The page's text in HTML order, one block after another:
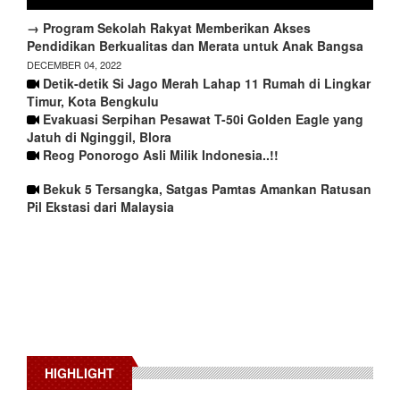
→ Program Sekolah Rakyat Memberikan Akses
Pendidikan Berkualitas dan Merata untuk Anak Bangsa
DECEMBER 04, 2022
Detik-detik Si Jago Merah Lahap 11 Rumah di Lingkar
Timur, Kota Bengkulu
Evakuasi Serpihan Pesawat T-50i Golden Eagle yang
Jatuh di Nginggil, Blora
Reog Ponorogo Asli Milik Indonesia..!!
Bekuk 5 Tersangka, Satgas Pamtas Amankan Ratusan
Pil Ekstasi dari Malaysia
HIGHLIGHT